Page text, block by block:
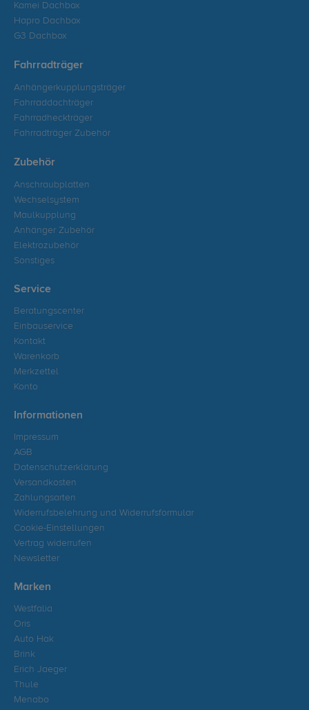
Kamei Dachbox
Hapro Dachbox
G3 Dachbox
Fahrradträger
Anhängerkupplungsträger
Fahrraddachträger
Fahrradheckträger
Fahrradträger Zubehör
Zubehör
Anschraubplatten
Wechselsystem
Maulkupplung
Anhänger Zubehör
Elektrozubehör
Sonstiges
Service
Beratungscenter
Einbauservice
Kontakt
Warenkorb
Merkzettel
Konto
Informationen
Impressum
AGB
Datenschutzerklärung
Versandkosten
Zahlungsarten
Widerrufsbelehrung und Widerrufsformular
Cookie-Einstellungen
Vertrag widerrufen
Newsletter
Marken
Westfalia
Oris
Auto Hak
Brink
Erich Jaeger
Thule
Menabo